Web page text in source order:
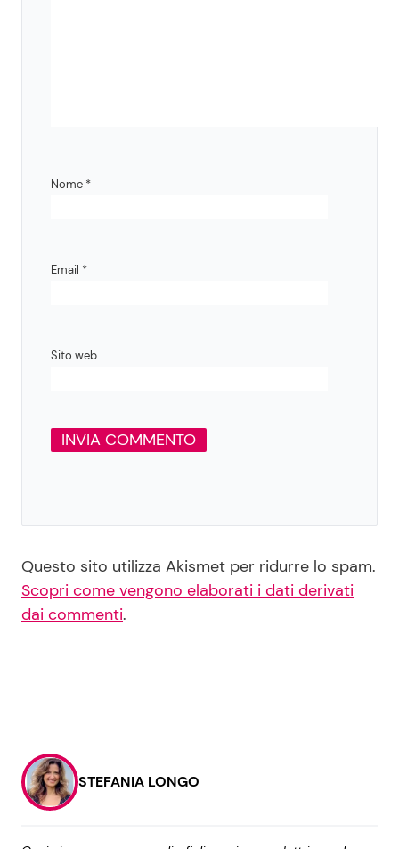
Nome *
Email *
Sito web
Questo sito utilizza Akismet per ridurre lo spam.
Scopri come vengono elaborati i dati derivati
dai commenti.
STEFANIA LONGO